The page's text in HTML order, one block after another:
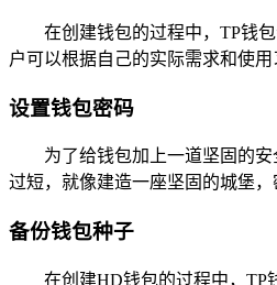
在创建钱包的过程中，TP钱
户可以根据自己的实际需求和使
设置钱包密码
为了给钱包加上一道坚固的
过短，就像建造一座坚固的城堡
备份钱包种子
在创建HD钱包的过程中，TP